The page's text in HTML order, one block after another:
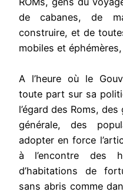
de cabanes, de
construire, et de
mobiles et
A l’heure où le
toute part sur sa
l’égard des Roms,
générale, des
adopter en force
à l’encontre des
d’habitations de
sans abris comme